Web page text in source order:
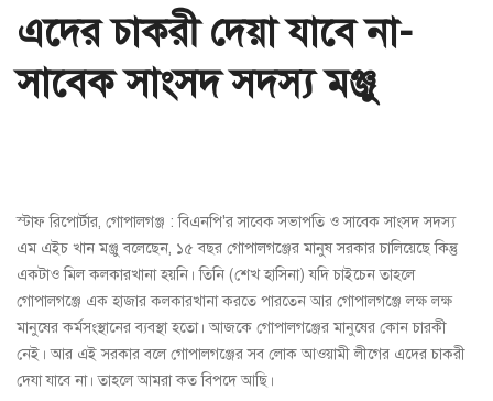
এদের চাকরী দেয়া যাবে না-
সাবেক সাংসদ সদস্য মঞ্জু
স্টাফ রিপোর্টার, গোপালগঞ্জ : বিএনপি'র সাবেক সভাপতি ও সাবেক সাংসদ সদস্য
এম এইচ খান মঞ্জু বলেছেন, ১৫ বছর গোপালগঞ্জের মানুষ সরকার চালিয়েছে কিন্তু
একটাও মিল কলকারখানা হয়নি। তিনি (শেখ হাসিনা) যদি চাইচেন তাহলে
গোপালগঞ্জে এক হাজার কলকারখানা করতে পারতেন আর গোপালগঞ্জে লক্ষ লক্ষ
মানুষের কর্মসংস্থানের ব্যবস্থা হতো। আজকে গোপালগঞ্জের মানুষের কোন চারকী
নেই। আর এই সরকার বলে গোপালগঞ্জের সব লোক আওয়ামী লীগের এদের চাকরী
দেযা যাবে না। তাহলে আমরা কত বিপদে আছি।